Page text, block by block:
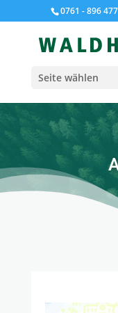
0761 - 896
Seite wählen